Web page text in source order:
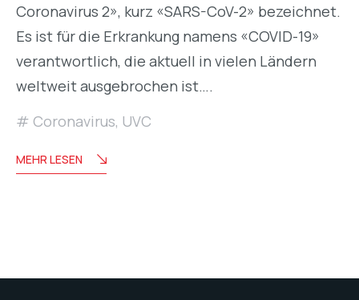
Coronavirus 2», kurz «SARS-CoV-2» bezeichnet.
Es ist für die Erkrankung namens «COVID-19»
verantwortlich, die aktuell in vielen Ländern
weltweit ausgebrochen ist….
Coronavirus, UVC
MEHR LESEN